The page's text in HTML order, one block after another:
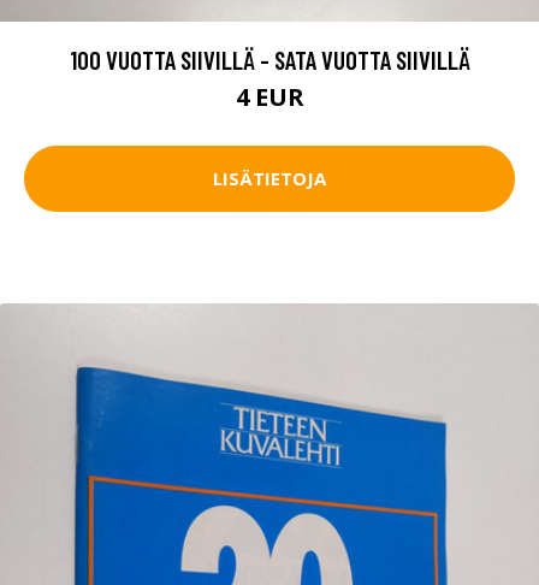
100 VUOTTA SIIVILLÄ - SATA VUOTTA SIIVILLÄ
4 EUR
LISÄTIETOJA